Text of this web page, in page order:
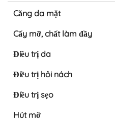
Căng da mặt
Cấy mỡ, chất làm đầy
Điều trị da
Điều trị hôi nách
Điều trị sẹo
Hút mỡ